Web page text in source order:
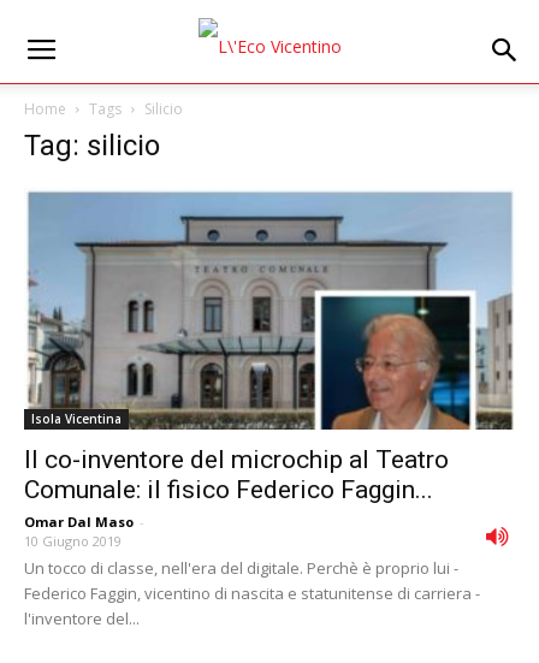
Home Tags Silicio
Tag: silicio
Isola Vicentina
Il co-inventore del microchip al Teatro
Comunale: il fisico Federico Faggin...
Omar Dal Maso -
10 Giugno 2019
Un tocco di classe, nell'era del digitale. Perchè è proprio lui -
Federico Faggin, vicentino di nascita e statunitense di carriera -
l'inventore del...